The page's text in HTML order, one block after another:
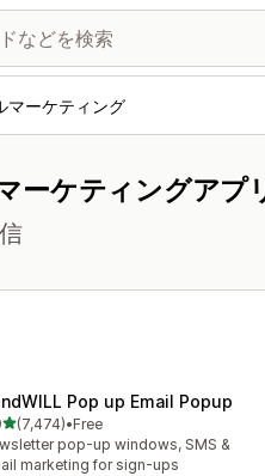
マーケティング
ーケティングアプ
Pop up Email Popup
5つ星中
(7,474)
レビュー数：7474件
•Free
pop-up windows, SMS &
marketing for sign-ups